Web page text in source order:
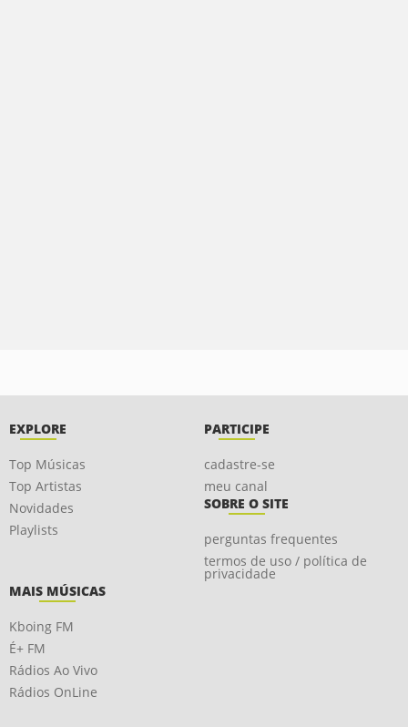
EXPLORE
Top Músicas
Top Artistas
Novidades
Playlists
PARTICIPE
cadastre-se
meu canal
SOBRE O SITE
perguntas frequentes
termos de uso / política de
privacidade
MAIS MÚSICAS
Kboing FM
É+ FM
Rádios Ao Vivo
Rádios OnLine